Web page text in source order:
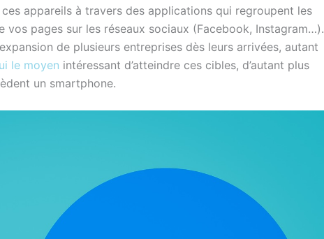
appareils à travers des applications qui regroupent les
pages sur les réseaux sociaux (Facebook, Instagram…).
de plusieurs entreprises dès leurs arrivées, autant
le moyen intéressant d’atteindre ces cibles, d’autant plus
un smartphone.